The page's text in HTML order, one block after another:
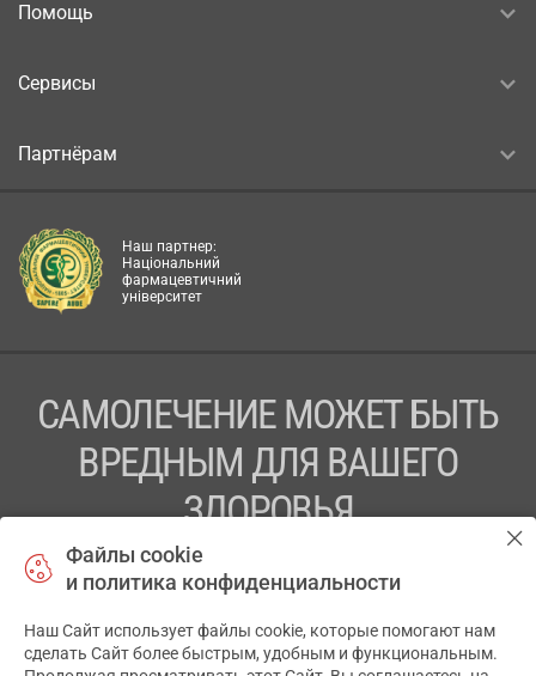
Помощь
Сервисы
Партнёрам
Наш партнер:
Національний
фармацевтичний
університет
САМОЛЕЧЕНИЕ МОЖЕТ БЫТЬ
ВРЕДНЫМ ДЛЯ ВАШЕГО
ЗДОРОВЬЯ
ПЕРЕД ПРИМЕНЕНИЕМ ПРЕПАРАТА
ПРОКОНСУЛЬТИРУЙТЕСЬ С ВРАЧОМ
ТОВ «АПТЕКА 911.ЮА» Код ЄДРПОУ 43631965.
Файлы cookie
и политика конфиденциальности
Наш Сайт использует файлы cookie, которые помогают нам
сделать Сайт более быстрым, удобным и функциональным.
✕